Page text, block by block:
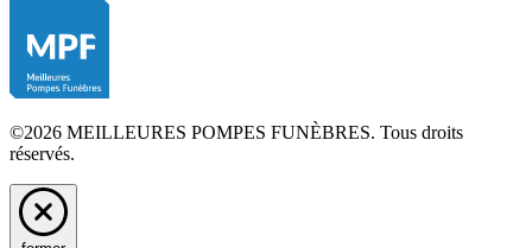
©2026 MEILLEURES POMPES FUNÈBRES. Tous droits
réservés.